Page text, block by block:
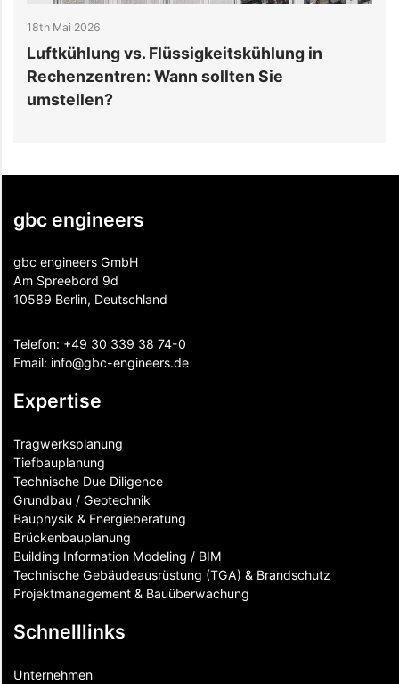
in
sollten Sie
Systeme Effizienz
gbc engineers
gbc engineers GmbH
Am Spreebord 9d
10589 Berlin, Deutschland
Telefon: +49 30 339 38 74-0
Email: info@gbc-engineers.de
Expertise
Tragwerksplanung
Tiefbauplanung
Technische Due Diligence
Grundbau / Geotechnik
Bauphysik & Energieberatung
Brückenbauplanung
Building Information Modeling / BIM
Technische Gebäudeausrüstung (TGA) & Brandschutz
Projektmanagement & Bauüberwachung
Schnelllinks
Unternehmen